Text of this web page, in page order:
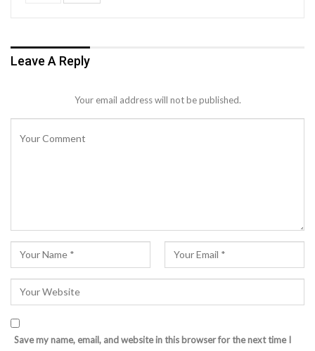
Leave A Reply
Your email address will not be published.
Save my name, email, and website in this browser for the next time I